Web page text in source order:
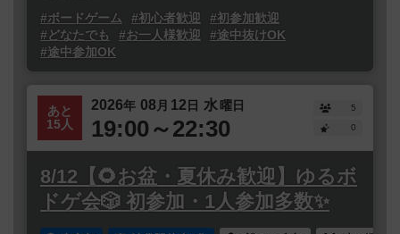
#ボードゲーム
#初心者歓迎
#初参加歓迎
#どなたでも
#お一人様歓迎
#途中抜けOK
#途中参加OK
あと
15人
2026年 08 月 12日 水曜日
19:00～22:30
5
0
8/12【🌻お盆・夏休み歓迎】ゆるボ
ドゲ会🎲 初参加・1人参加多数✨